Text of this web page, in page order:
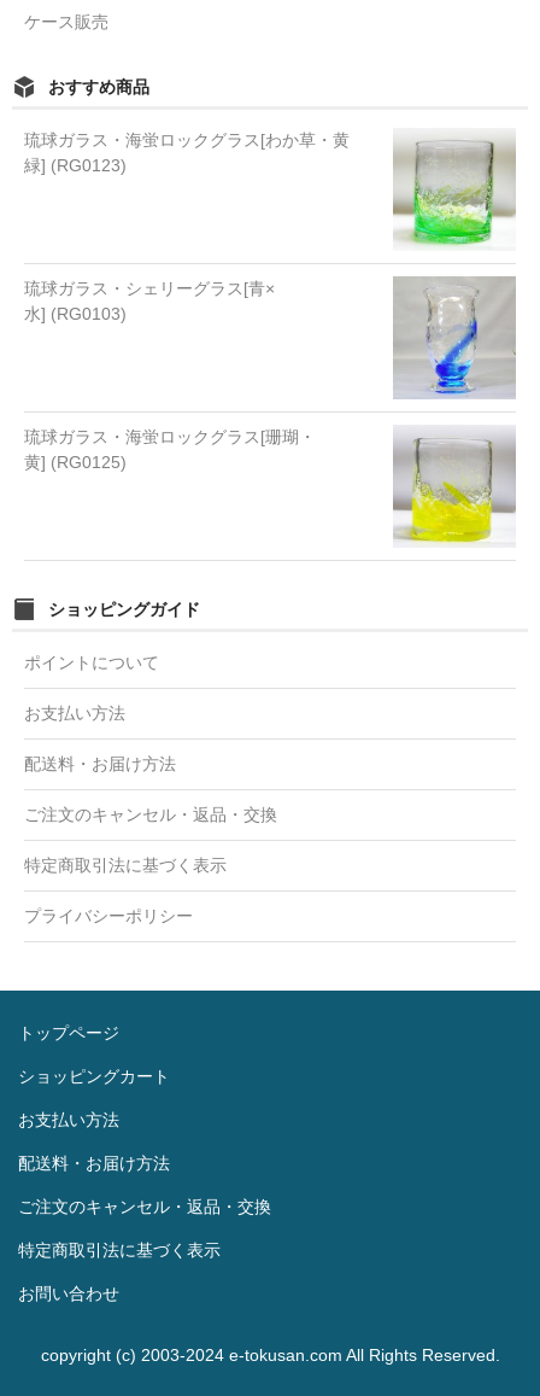
ケース販売
おすすめ商品
琉球ガラス・海蛍ロックグラス[わか草・黄
緑] (RG0123)
琉球ガラス・シェリーグラス[青×
水] (RG0103)
琉球ガラス・海蛍ロックグラス[珊瑚・
黄] (RG0125)
ショッピングガイド
ポイントについて
お支払い方法
配送料・お届け方法
ご注文のキャンセル・返品・交換
特定商取引法に基づく表示
プライバシーポリシー
トップページ
ショッピングカート
お支払い方法
配送料・お届け方法
ご注文のキャンセル・返品・交換
特定商取引法に基づく表示
お問い合わせ
copyright (c) 2003-2024 e-tokusan.com All Rights Reserved.